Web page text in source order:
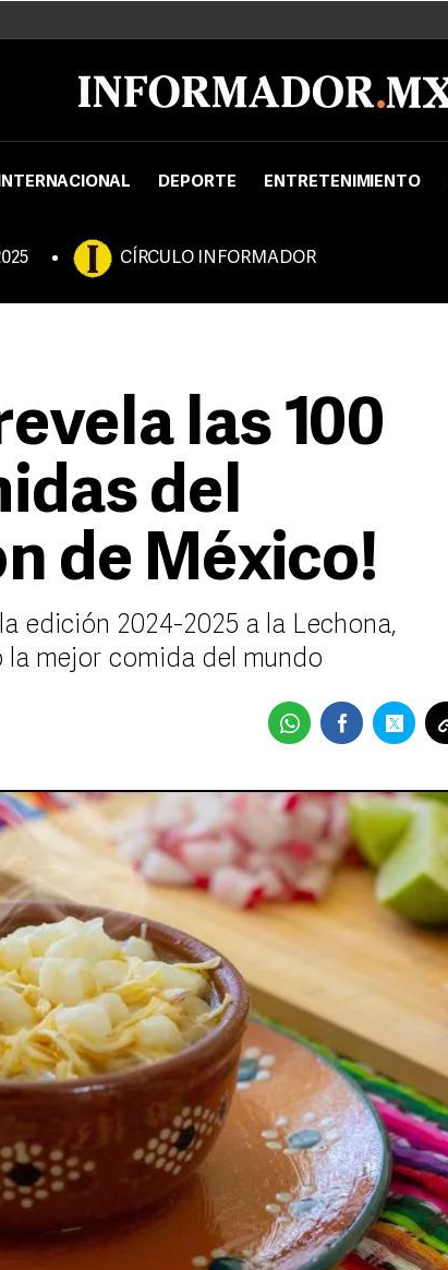
DEPORTE ENTRETENIMIENTO
CÍRCULO INFORMADOR
las 100
del
de México!
edición 2024-2025 a la Lechona,
mejor comida del mundo